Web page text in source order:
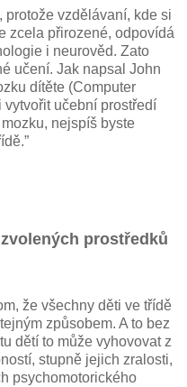
vzdělávaní, kde si
zcela přirozené, odpovídá
i neurověd. Zato
učení. Jak napsal John
dítěte (Computer
vytvořit učební prostředí
nejspíš byste
prostředků
že všechny děti ve třídě
způsobem. A to bez
dětí to může vyhovovat z
stupně jejich zralosti,
psychomotorického